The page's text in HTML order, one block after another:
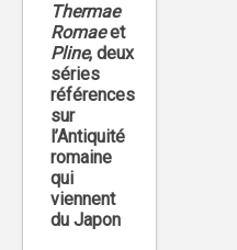
Thermae
Romaeet
Pline, deux
séries
références
sur
l’Antiquité
romaine
qui
viennent
du Japon